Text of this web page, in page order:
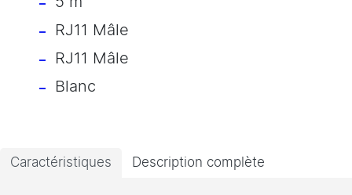
RJ11 Mâle
RJ11 Mâle
Blanc
Caractéristiques Description complète